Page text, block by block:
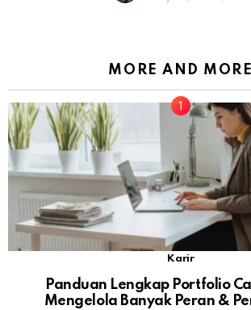
MORE AND MORE
Karir
Panduan Lengkap Portfolio
Mengelola Banyak Peran &